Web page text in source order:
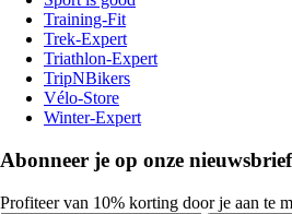
Training-Fit
Trek-Expert
Triathlon-Expert
TripNBikers
Vélo-Store
Winter-Expert
Abonneer je op onze nieuwsbrief
Profiteer van 10% korting door je aan te